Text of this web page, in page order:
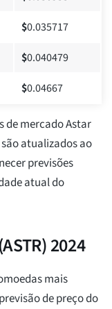
$0.035717
$0.040479
$0.04667
de mercado Astar
atualizados ao
previsões
atual do
2024
mais
de preço do